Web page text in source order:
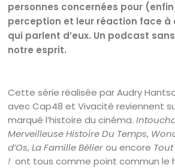
personnes concernées pour
perception et leur réaction face à
qui parlent d’eux. Un podcast
notre esprit.
Cette série réalisée par Audry
avec Cap48 et Vivacité reviennent
marqué l’histoire du cinéma.
Merveilleuse Histoire Du Temps,
d’Os,La Famille Bélierou encore
! ont tous comme point commun le